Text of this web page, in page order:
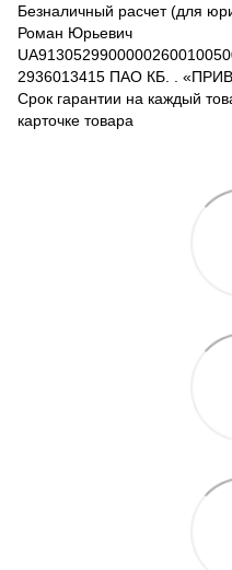
Безналичный расчет (для
Роман Юрьевич
2936013415 ПАО КБ. .
Срок гарантии на каждый
карточке товара